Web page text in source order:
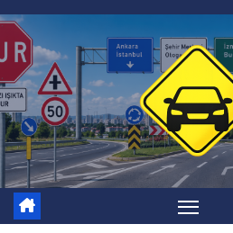
Skip
to
content